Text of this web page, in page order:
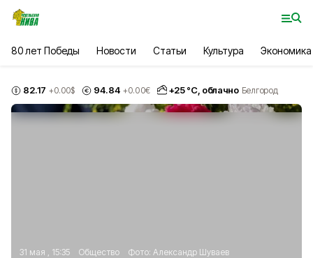
80 лет Победы Новости Статьи Культура Экономика
82.17 +0.00$ 94.84 +0.00€ +25°С, облачно Белгород
31 мая , 15:35 Общество Фото: Александр Шуваев